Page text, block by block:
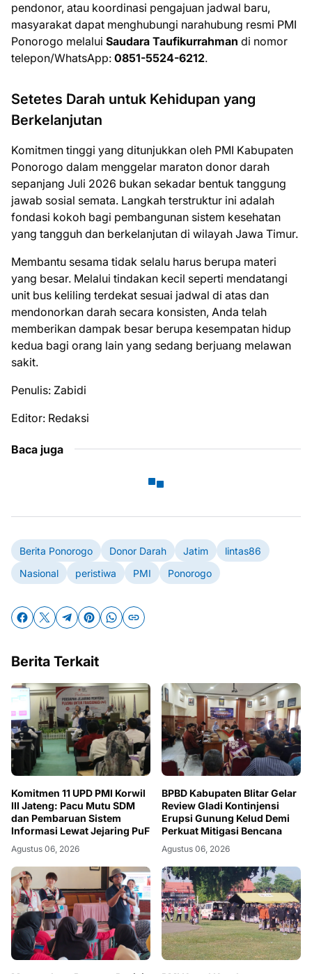
pendonor, atau koordinasi pengajuan jadwal baru,
masyarakat dapat menghubungi narahubung resmi PMI
Ponorogo melalui Saudara Taufikurrahman di nomor
telepon/WhatsApp: 0851-5524-6212.
Setetes Darah untuk Kehidupan yang
Berkelanjutan
Komitmen tinggi yang ditunjukkan oleh PMI Kabupaten
Ponorogo dalam menggelar maraton donor darah
sepanjang Juli 2026 bukan sekadar bentuk tanggung
jawab sosial semata. Langkah terstruktur ini adalah
fondasi kokoh bagi pembangunan sistem kesehatan
yang tangguh dan berkelanjutan di wilayah Jawa Timur.
Membantu sesama tidak selalu harus berupa materi
yang besar. Melalui tindakan kecil seperti mendatangi
unit bus keliling terdekat sesuai jadwal di atas dan
mendonorkan darah secara konsisten, Anda telah
memberikan dampak besar berupa kesempatan hidup
kedua bagi orang lain yang sedang berjuang melawan
sakit.
Penulis: Zabidi
Editor: Redaksi
Baca juga
Berita Ponorogo Donor Darah Jatim
lintas86
Nasional
peristiwa PMI Ponorogo
Berita Terkait
Komitmen 11 UPD PMI Korwil
III Jateng: Pacu Mutu SDM
dan Pembaruan Sistem
Informasi Lewat Jejaring PuF
Agustus 06, 2026
BPBD Kabupaten Blitar Gelar
Review Gladi Kontinjensi
Erupsi Gunung Kelud Demi
Perkuat Mitigasi Bencana
Agustus 06, 2026